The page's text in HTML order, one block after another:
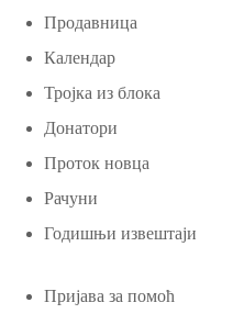
Продавница
Календар
Тројка из блока
Донатори
Проток новца
Рачуни
Годишњи извештаји
Пријава за помоћ